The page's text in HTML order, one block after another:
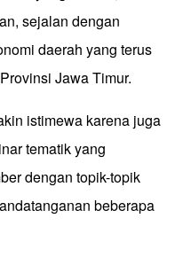
sejalan dengan
daerah yang terus
Jawa Timur.
istimewa karena juga
tematik yang
dengan topik-topik
beberapa